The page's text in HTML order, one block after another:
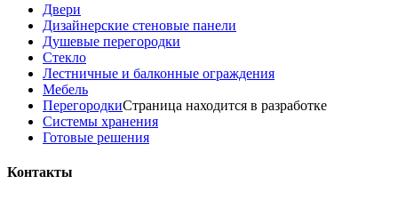
Двери
Дизайнерские стеновые панели
Душевые перегородки
Стекло
Лестничные и балконные ограждения
Мебель
ПерегородкиСтраница находится в разработке
Системы хранения
Готовые решения
Контакты